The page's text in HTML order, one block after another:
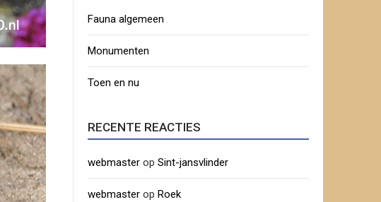
Fauna algemeen
Monumenten
Toen en nu
RECENTE REACTIES
webmaster op Sint-jansvlinder
webmaster op Roek